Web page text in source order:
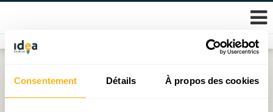
Consentement Détails À propos des cookies
Skip
contentlogo_icon_color